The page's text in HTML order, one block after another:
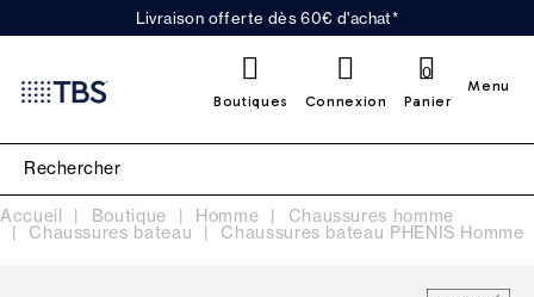
Livraison offerte dès 60€ d'achat*
Boutiques Connexion Panier
0
Menu
Accueil Boutique Homme Chaussures homme
Chaussures bateau Chaussures bateau PHENIS Homme